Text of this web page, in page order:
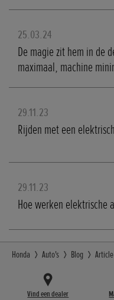
25.03.24
De magie zit hem in de
maximaal, machine
29.11.23
Rijden met een
29.11.23
Hoe werken elektrische
Honda Auto's Blog Article
Vind een dealer